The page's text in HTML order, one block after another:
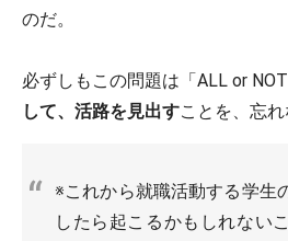
のだ。
必ずしもこの問題は「ALL or
して、活路を見出すことを、忘れ
※これから就職活動する学生
したら起こるかもしれない